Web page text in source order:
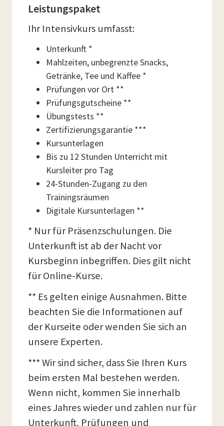
Leistungspaket
Ihr Intensivkurs umfasst:
Unterkunft *
Mahlzeiten, unbegrenzte Snacks,
Getränke, Tee und Kaffee *
Prüfungen vor Ort **
Prüfungsgutscheine **
Übungstests **
Zertifizierungsgarantie ***
Kursunterlagen
Bis zu 12 Stunden Unterricht mit
Kursleiter pro Tag
24-Stunden-Zugang zu den
Trainingsräumen
Digitale Kursunterlagen **
* Nur für Präsenzschulungen. Die
Unterkunft ist ab der Nacht vor
Kursbeginn inbegriffen. Dies gilt nicht
für Online-Kurse.
** Es gelten einige Ausnahmen. Bitte
beachten Sie die Informationen auf
der Kurseite oder wenden Sie sich an
unsere Experten.
*** Wir sind sicher, dass Sie Ihren Kurs
beim ersten Mal bestehen werden.
Wenn nicht, kommen Sie innerhalb
eines Jahres wieder und zahlen nur für
Unterkunft, Prüfungen und